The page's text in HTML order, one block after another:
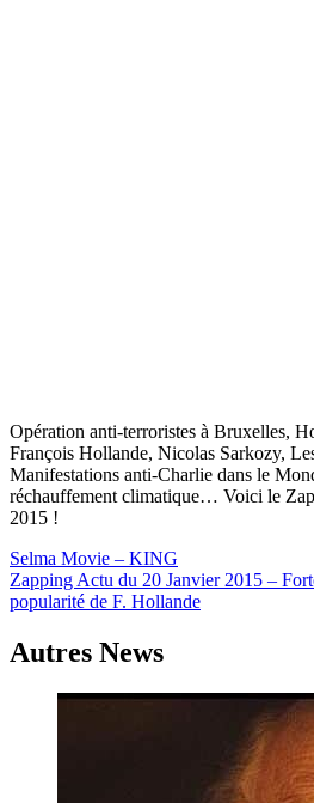
Opération anti-terroristes à Bruxelles,
François Hollande, Nicolas Sarkozy,
Manifestations anti-Charlie dans le
réchauffement climatique… Voici le
2015 !
Navigation
de
Selma Movie – KING
Zapping Actu du 20 Janvier 2015 –
popularité de F. Hollande
Autres News